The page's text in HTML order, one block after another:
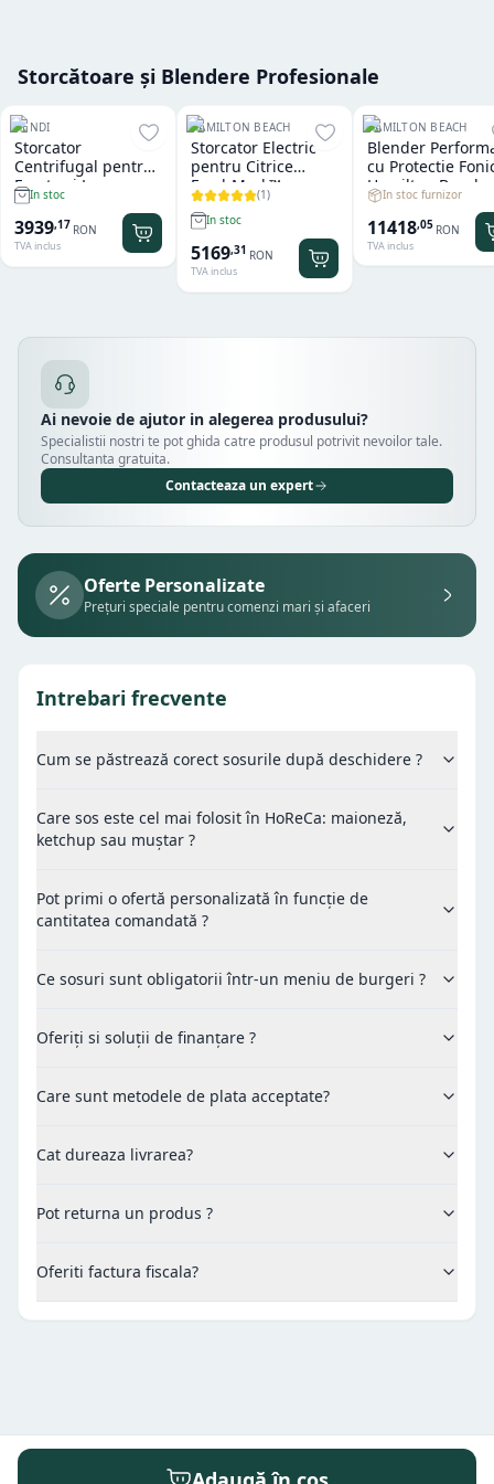
Storcătoare și Blendere Profesionale
HENDI
Storcator
Centrifugal pentru
Fructe si Legume
Hendi
In stoc
3939,17 RON
TVA inclus
HAMILTON BEACH
Storcator Electric
pentru Citrice
FreshMark™
Hamilton Beach
(1)
In stoc
5169,31 RON
TVA inclus
HAMILTON BEACH
Blender
cu Protectie
Hamilton Beach
Summit® Edge
In stoc furnizor
11418,05 RON
TVA inclus
Ai nevoie de ajutor in alegerea produsului?
Specialistii nostri te pot ghida catre produsul potrivit nevoilor tale.
Consultanta gratuita.
Contacteaza un expert
Oferte Personalizate
Prețuri speciale pentru comenzi mari și afaceri
Intrebari frecvente
Cum se păstrează corect sosurile după deschidere ?
Care sos este cel mai folosit în HoReCa: maioneză,
ketchup sau muștar ?
Pot primi o ofertă personalizată în funcție de
cantitatea comandată ?
Ce sosuri sunt obligatorii într-un meniu de burgeri ?
Oferiți si soluții de finanțare ?
Care sunt metodele de plata acceptate?
Cat dureaza livrarea?
Pot returna un produs ?
Oferiti factura fiscala?